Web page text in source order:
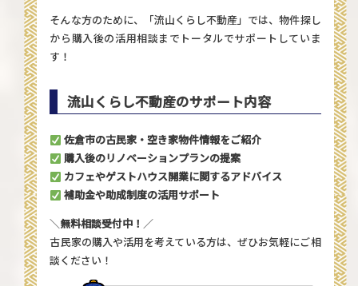
そんな方のために、「流山くらし不動産」 では、物件探し
から購入後の活用相談までトータルでサポートしていま
す！
流山くらし不動産のサポート内容
佐倉市の古民家・空き家物件情報をご紹介
購入後のリノベーションプランの提案
カフェやゲストハウス開業に関するアドバイス
補助金や助成制度の活用サポート
＼無料相談受付中！ ／
古民家の購入や活用を考えている方は、ぜひお気軽にご相
談ください！